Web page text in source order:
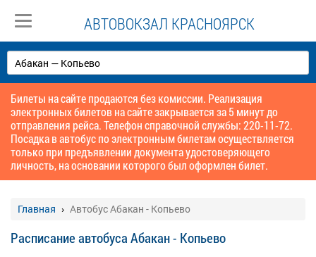
АВТОВОКЗАЛ КРАСНОЯРСК
Билеты на сайте продаются без комиссии. Реализация
электронных билетов на сайте закрывается за 5 минут до
отправления рейса. Телефон справочной службы: 220-11-72.
Посадка в автобус по электронным билетам осуществляется
только при предъявлении документа удостоверяющего
личность, на основании которого был оформлен билет.
Главная Автобус Абакан - Копьево
Расписание автобуса Абакан - Копьево